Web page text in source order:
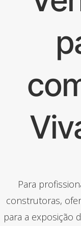
Para
construtoras,
para a exposição